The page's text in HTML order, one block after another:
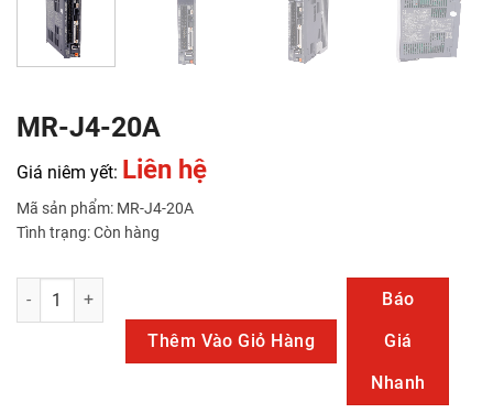
MR-J4-20A
Giá niêm yết: Liên hệ
Mã sản phẩm: MR-J4-20A
Tình trạng: Còn hàng
MR-J4-20A số lượng
Thêm Vào Giỏ Hàng
Báo
Giá
Nhanh